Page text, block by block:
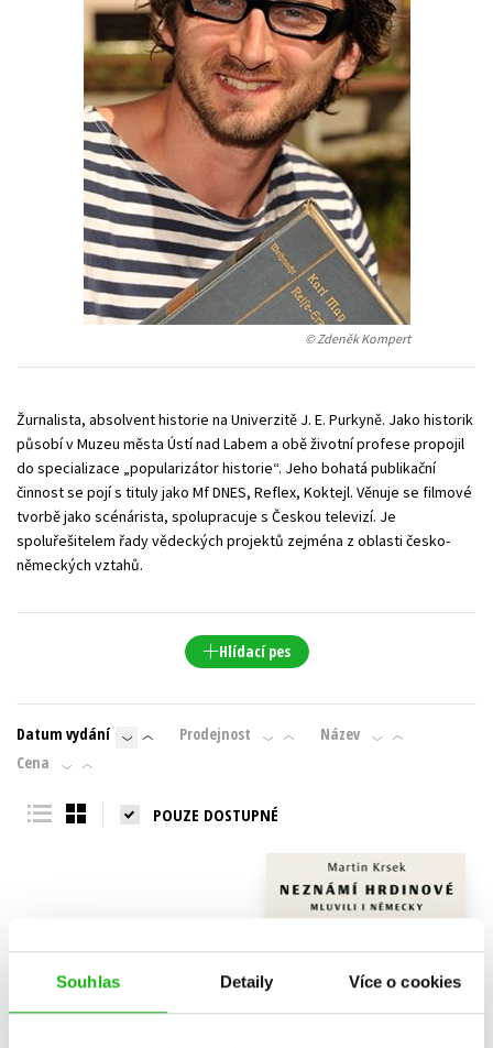
Souhlas Detaily Více o cookies
Zahraniční literatura Zdraví a životní styl
Všechny tituly
© Zdeněk Kompert
Žurnalista, absolvent historie na Univerzitě J. E. Purkyně. Jako historik
působí v Muzeu města Ústí nad Labem a obě životní profese propojil
do specializace „popularizátor historie“. Jeho bohatá publikační
činnost se pojí s tituly jako Mf DNES, Reflex, Koktejl. Věnuje se filmové
tvorbě jako scénárista, spolupracuje s Českou televizí. Je
spoluřešitelem řady vědeckých projektů zejména z oblasti česko-
německých vztahů.
Hlídací pes
Datum vydání Prodejnost
Název
Cena
POUZE DOSTUPNÉ